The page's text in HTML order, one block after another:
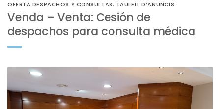
OFERTA DESPACHOS Y CONSULTAS, TAULELL D’ANUNCIS
Venda – Venta: Cesión de
despachos para consulta médica